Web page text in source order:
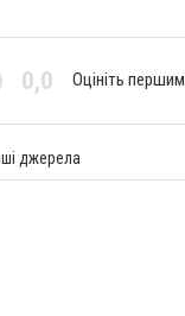
0,0 Оцініть першим
джерела